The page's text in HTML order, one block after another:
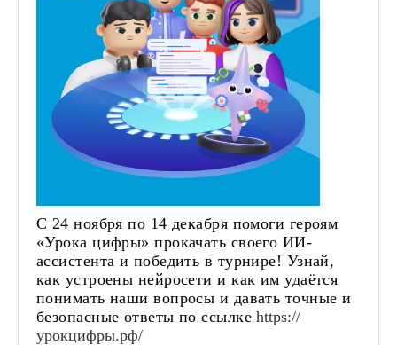
С 24 ноября по 14 декабря помоги героям
«Урока цифры» прокачать своего ИИ-
ассистента и победить в турнире! Узнай,
как устроены нейросети и как им удаётся
понимать наши вопросы и давать точные и
безопасные ответы по ссылкеhttps://
урокцифры.рф/